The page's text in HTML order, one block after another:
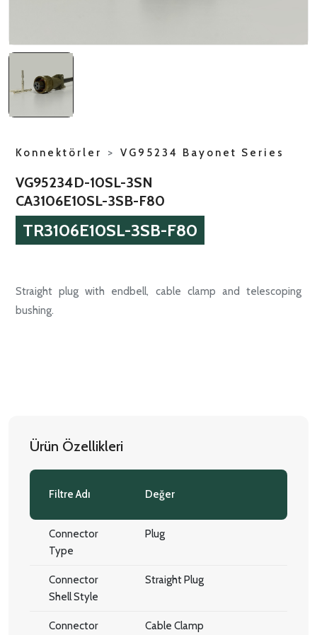
Konnektörler > VG95234 Bayonet Series
VG95234D-10SL-3SN
CA3106E10SL-3SB-F80
TR3106E10SL-3SB-F80
Straight plug with endbell, cable clamp and telescoping
bushing.
Ürün Özellikleri
Filtre Adı Değer
Connector
Type
Plug
Connector
Shell Style
Straight Plug
Connector
Cable Clamp